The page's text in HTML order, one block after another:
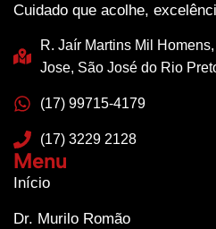
Cuidado que acolhe,
R. Jaír Martins Mil
Jose, São José do Rio
(17) 99715-4179
(17) 3229 2128
Menu
Início
Dr. Murilo Romão